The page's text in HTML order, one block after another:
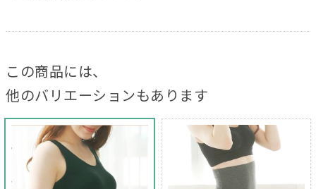
この商品には、
他のバリエーションもあります